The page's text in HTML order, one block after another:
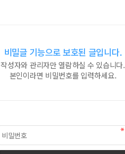
비밀글 기능으로 보호된 글입니다.
작성자와 관리자만 열람하실 수 있습니다.
본인이라면 비밀번호를 입력하세요.